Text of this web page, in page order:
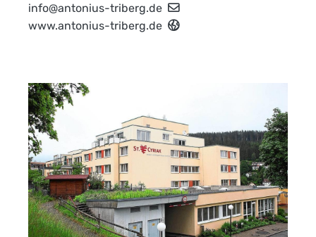
info@antonius-triberg.de
www.antonius-triberg.de